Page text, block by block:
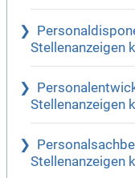
Stellenanzeigen
Stellenanzeigen
Stellenanzeigen